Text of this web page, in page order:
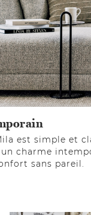
est simple et
charme
sans pareil.